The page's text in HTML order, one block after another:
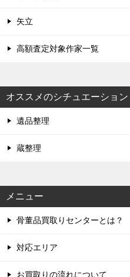
矢立
高額査定対象作家一覧
オススメのシチュエーション
遺品整理
蔵整理
メニュー
骨董品買取りセンターとは？
対応エリア
お買取りの流れについて